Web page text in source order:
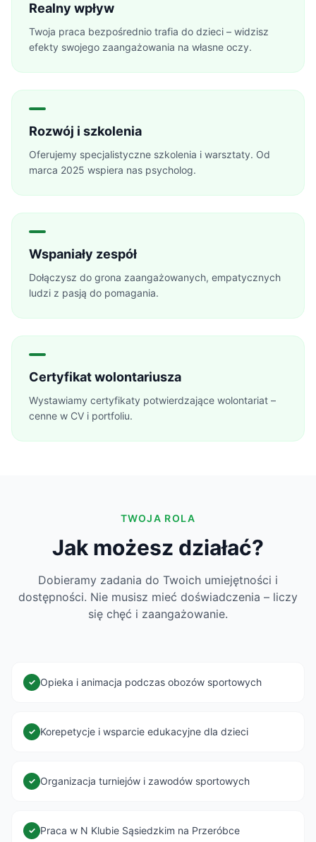
Realny wpływ
Twoja praca bezpośrednio trafia do dzieci – widzisz
efekty swojego zaangażowania na własne oczy.
Rozwój i szkolenia
Oferujemy specjalistyczne szkolenia i warsztaty. Od
marca 2025 wspiera nas psycholog.
Wspaniały zespół
Dołączysz do grona zaangażowanych, empatycznych
ludzi z pasją do pomagania.
Certyfikat wolontariusza
Wystawiamy certyfikaty potwierdzające wolontariat –
cenne w CV i portfoliu.
TWOJA ROLA
Jak możesz działać?
Dobieramy zadania do Twoich umiejętności i
dostępności. Nie musisz mieć doświadczenia – liczy
się chęć i zaangażowanie.
✓ Opieka i animacja podczas obozów sportowych
✓ Korepetycje i wsparcie edukacyjne dla dzieci
✓ Organizacja turniejów i zawodów sportowych
✓ Praca w N Klubie Sąsiedzkim na Przeróbce